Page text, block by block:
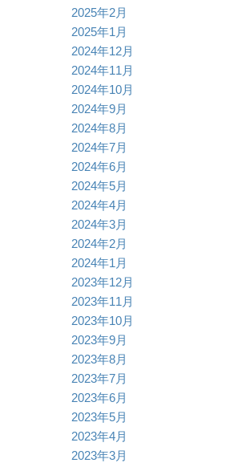
2025年2月
2025年1月
2024年12月
2024年11月
2024年10月
2024年9月
2024年8月
2024年7月
2024年6月
2024年5月
2024年4月
2024年3月
2024年2月
2024年1月
2023年12月
2023年11月
2023年10月
2023年9月
2023年8月
2023年7月
2023年6月
2023年5月
2023年4月
2023年3月